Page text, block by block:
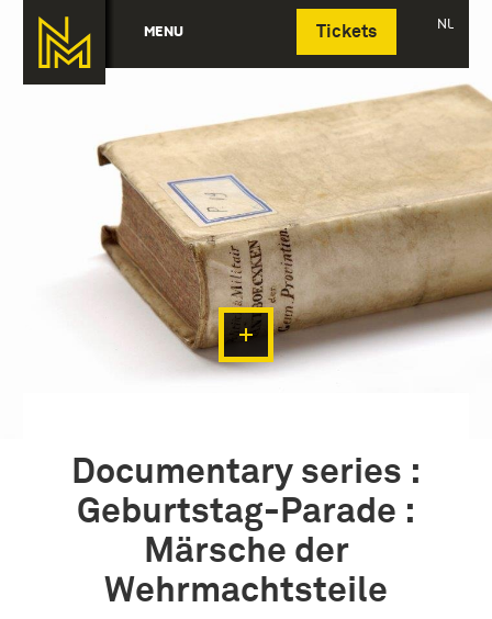
MENU Tickets NL
Deutsch
Documentary series :
Geburtstag-Parade :
Märsche der
Wehrmachtsteile